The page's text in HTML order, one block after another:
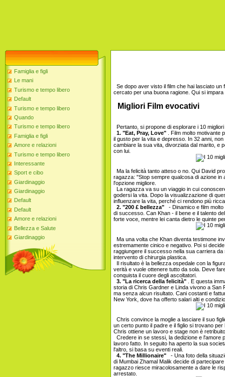
Famiglia e figli
Le mani
Turismo e tempo libero
Default
Turismo e tempo libero
Quando
Turismo e tempo libero
Famiglia e figli
Amore e relazioni
Turismo e tempo libero
Interessante
Sport e cibo
Giardinaggio
Giardinaggio
Default
Default
Amore e relazioni
Bellezza e Salute
Giardinaggio
Se dopo aver visto il film che hai lasciato
cercato per una buona ragione. Qui si
Migliori Film evocativi
Pertanto, si propone di esplorare i 10
1. "Eat, Pray, Love"
. Film molto
il gusto per la vita e depresso. In 32 anni,
cambiare la sua vita, divorziata dal marito, e
con lui.
Ma la felicità tanto atteso o no. Qui David
ragazza: "Stop sempre qualcosa di azione
l'opzione migliore.
La ragazza va su un viaggio in cui
godersi la vita. Dopo la visualizzazione di
influenzare la vita, perché ci rendono più
2. "200 £ bellezza"
- Dinamico e film
di successo. Can Khan - il bene e il talento
forte voce, mentre lei canta dietro le quinte
Ma una volta che Khan diventa testimone
estremamente cinico e negativo. Poi si
raggiungere il successo nella sua carriera
intervento di chirurgia plastica.
Il risultato è la bellezza ospedale con la
verità e vuole ottenere tutto da sola. Deve
conquista il cuore degli ascoltatori.
3. "La ricerca della felicità"
. E questa
storia di Chris Gardner e Linda vivono a San
ma senza alcun risultato. Cani costanti e
New York, dove ha offerto salari alti e
Chris convince la moglie a lasciare il suo
un certo punto il padre e il figlio si trovano
Chris ottiene un lavoro e stage non è
Credere in se stessi, la dedizione e l'amore
lavoro fatto. In seguito ha aperto la sua
l'altro, si basa su eventi reali.
4. "The Millionaire"
- Una foto della
di Mumbai Zhamal Malik decide di
ragazzo riesce miracolosamente a dare le
arrestato.